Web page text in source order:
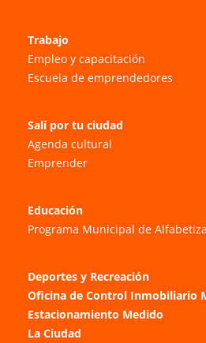
Trabajo
Empleo y capacitación
Escuela de emprendedores
Salí por tu ciudad
Agenda cultural
Emprender
Educación
Programa Municipal de
Deportes y Recreación
Oficina de Control Inmobiliario
Estacionamiento Medido
La Ciudad